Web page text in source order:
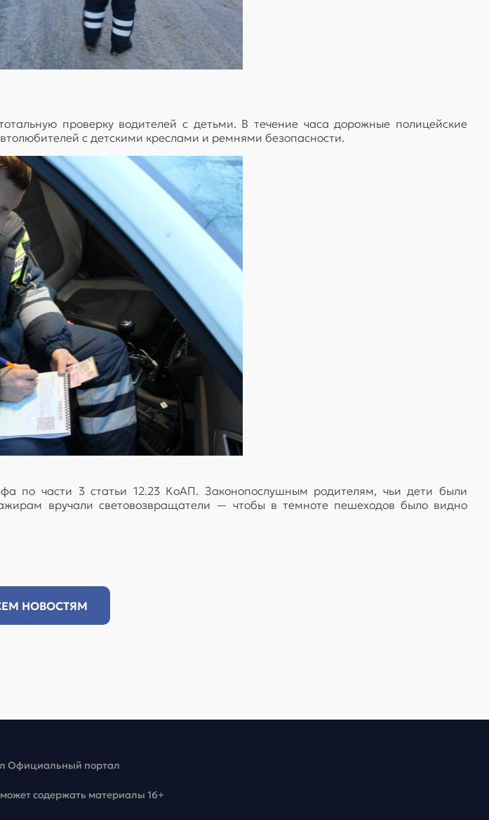
проверку водителей с детьми. В течение часа дорожные полицейские
с детскими креслами и ремнями безопасности.
по части 3 статьи 12.23 КоАП. Законопослушным родителям, чьи дети были
вручали световозвращатели — чтобы в темноте пешеходов было видно
НОВОСТЯМ
Официальный портал
содержать материалы 16+